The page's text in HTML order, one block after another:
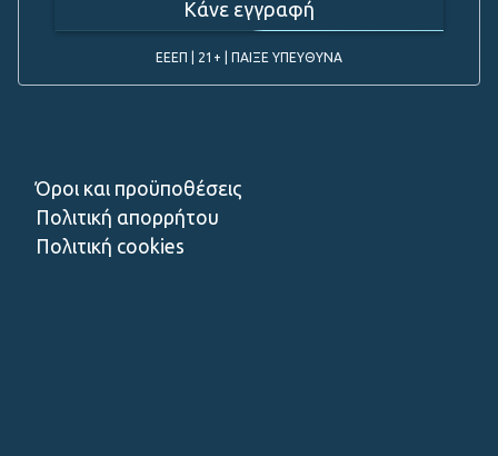
Κάνε εγγραφή
ΕΕΕΠ | 21+ | ΠΑΙΞΕ ΥΠΕΥΘΥΝΑ
Όροι και προϋποθέσεις
Πολιτική απορρήτου
Πολιτική cookies